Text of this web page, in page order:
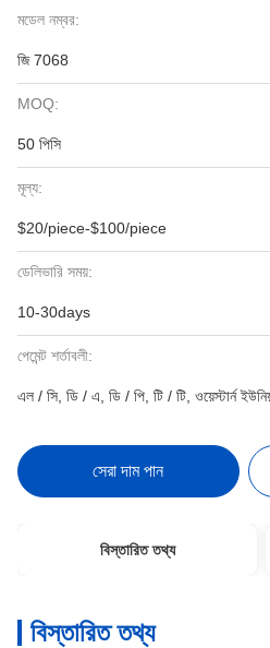
মডেল নম্বর:
জি 7068
MOQ:
50 পিসি
মূল্য:
$20/piece-$100/piece
ডেলিভারি সময়:
10-30days
পেমেন্ট শর্তাবলী:
এল / সি, ডি / এ, ডি / পি, টি / টি, ওয়েস্টার্ন
সেরা দাম পান
বিস্তারিত তথ্য
বিস্তারিত তথ্য